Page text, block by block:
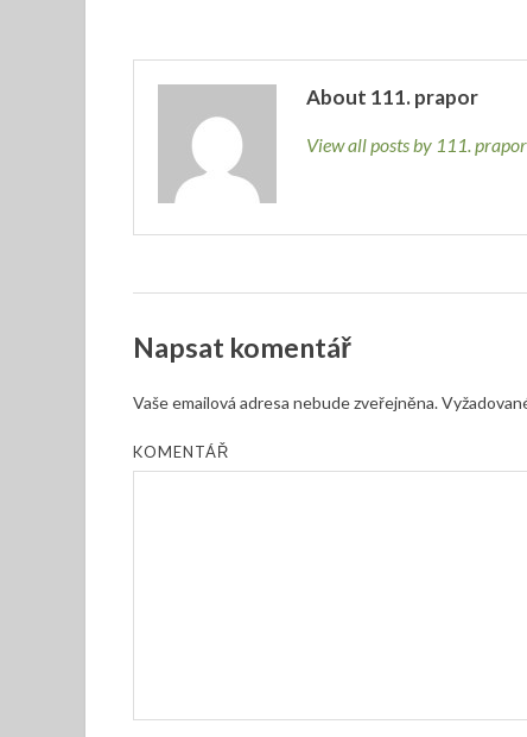
About 111. prapor
View all posts by 111.
Napsat komentář
Vaše emailová adresa nebude zveřejněna.
KOMENTÁŘ